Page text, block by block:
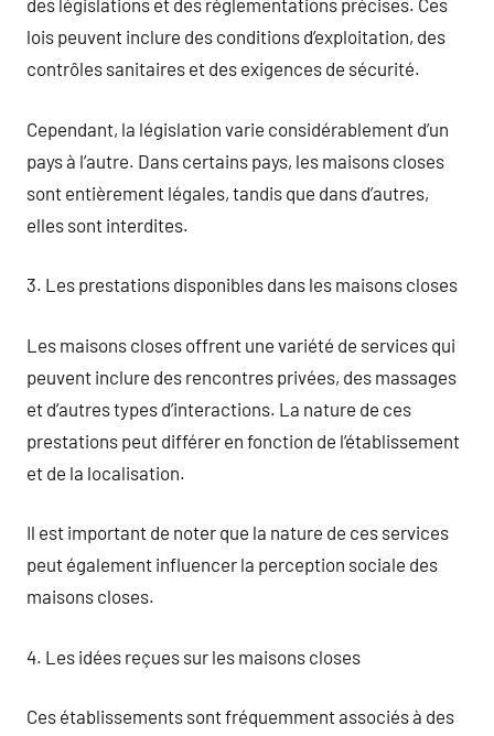
des législations et des réglementations précises. Ces
lois peuvent inclure des conditions d’exploitation, des
contrôles sanitaires et des exigences de sécurité.
Cependant, la législation varie considérablement d’un
pays à l’autre. Dans certains pays, les maisons closes
sont entièrement légales, tandis que dans d’autres,
elles sont interdites.
3. Les prestations disponibles dans les maisons closes
Les maisons closes offrent une variété de services qui
peuvent inclure des rencontres privées, des massages
et d’autres types d’interactions. La nature de ces
prestations peut différer en fonction de l’établissement
et de la localisation.
Il est important de noter que la nature de ces services
peut également influencer la perception sociale des
maisons closes.
4. Les idées reçues sur les maisons closes
Ces établissements sont fréquemment associés à des